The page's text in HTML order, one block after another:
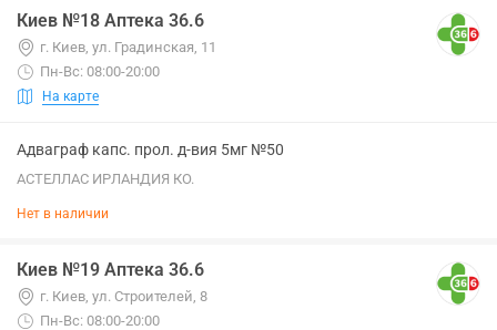
Киев №18 Аптека 36.6
г. Киев, ул. Градинская, 11
Пн-Вс: 08:00-20:00
На карте
Адваграф капс. прол. д-вия 5мг №50
АСТЕЛЛАС ИРЛАНДИЯ КО.
Нет в наличии
Киев №19 Аптека 36.6
г. Киев, ул. Строителей, 8
Пн-Вс: 08:00-20:00